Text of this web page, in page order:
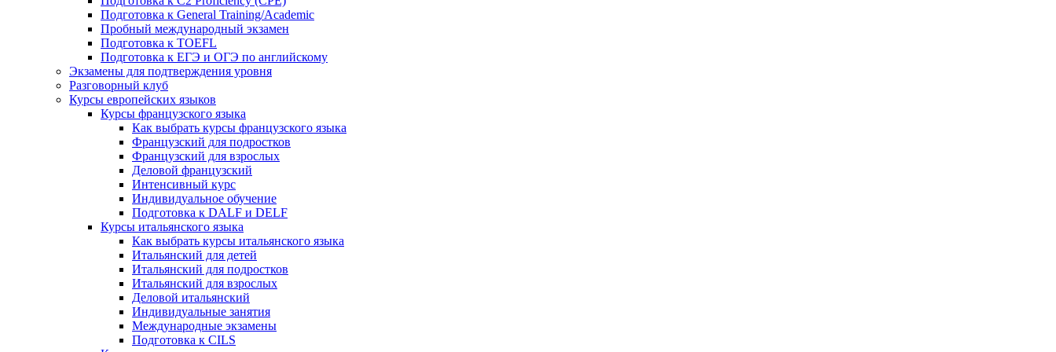
Подготовка к General Training/Academic
Пробный международный экзамен
Подготовка к TOEFL
Подготовка к ЕГЭ и ОГЭ по английскому
Экзамены для подтверждения уровня
Разговорный клуб
Курсы европейских языков
Курсы французского языка
Как выбрать курсы французского языка
Французский для подростков
Французский для взрослых
Деловой французский
Интенсивный курс
Индивидуальное обучение
Подготовка к DALF и DELF
Курсы итальянского языка
Как выбрать курсы итальянского языка
Итальянский для детей
Итальянский для подростков
Итальянский для взрослых
Деловой итальянский
Индивидуальные занятия
Международные экзамены
Подготовка к CILS